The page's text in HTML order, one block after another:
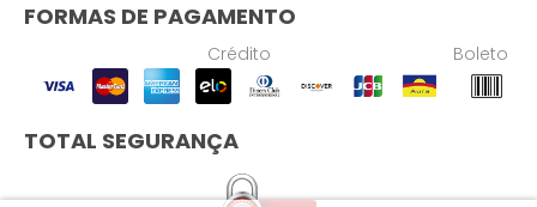
FORMAS DE PAGAMENTO
Crédito Boleto
TOTAL SEGURANÇA